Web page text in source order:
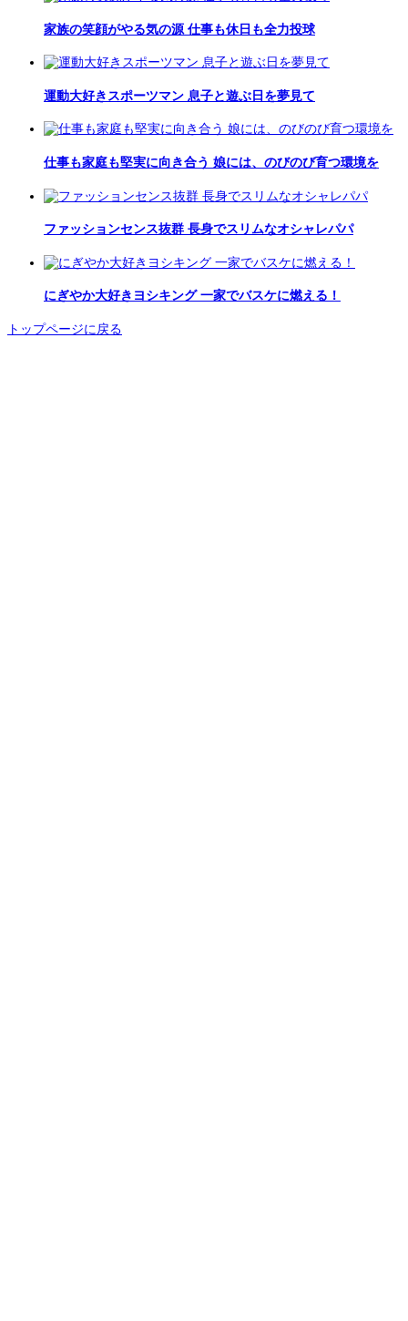
家族の笑顔がやる気の源 仕事も休日も全力投球
運動大好きスポーツマン 息子と遊ぶ日を夢見て
仕事も家庭も堅実に向き合う 娘には、のびのび育つ環境を
ファッションセンス抜群 長身でスリムなオシャレパパ
にぎやか大好きヨシキング 一家でバスケに燃える！
トップページに戻る